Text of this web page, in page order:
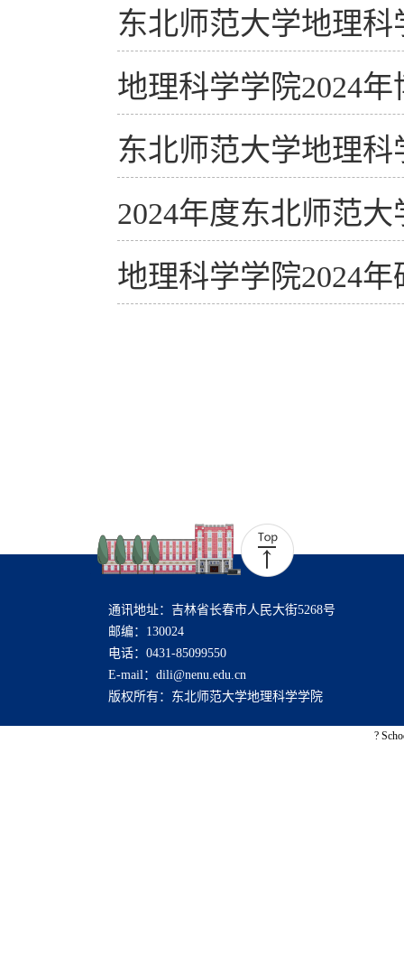
东北师范大学地理
地理科学学院2024
东北师范大学地理
2024年度东北师范
地理科学学院2024
通讯地址：吉林省长春市人民大街5268号
邮编：130024
电话：0431-85099550
E-mail：dili@nenu.edu.cn
版权所有：东北师范大学地理科学学院
?